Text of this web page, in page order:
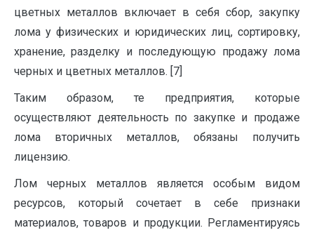
цветных металлов включает в себя сбор, закупку
лома у физических и юридических лиц, сортировку,
хранение, разделку и последующую продажу лома
черных и цветных металлов. [7]
Таким образом, те предприятия, которые
осуществляют деятельность по закупке и продаже
лома вторичных металлов, обязаны получить
лицензию.
Лом черных металлов является особым видом
ресурсов, который сочетает в себе признаки
материалов, товаров и продукции. Регламентируясь